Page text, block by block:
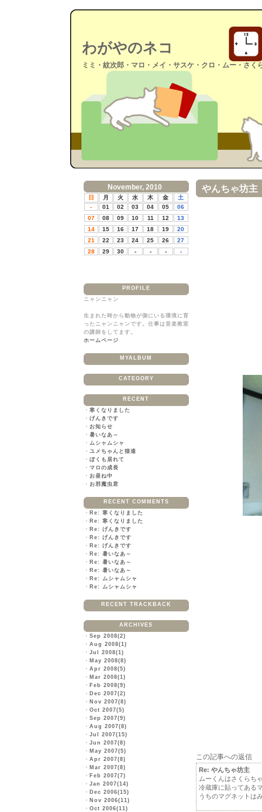
わがやのネコ
ミミ・紋次郎・マロ・メイ・サスケ・クロ・ムー・さく
November, 2010
日 月 火 水 木 金
土
-
01 02 03 04 05
06
07
08 09 10 11 12
13
14
15 16 17 18 19
20
21
22 23 24 25 26
27
28
29 30 - - - -
PROFILE
ニャンニャン
生まれた時から動物が側にいる環境に育
ったニャンニャンです。仕事は音楽教室
の講師をしてます。
ホームページ
MYALBUM
CATEGORY
RECENT
・ 寒くなりました
・ げんきです
・ お知らせ
・ 暑いなあ～
・ ムシャムシャ
・ ユメちゃんと猫達
・ ぼくも居れて
・ マロの成長
・ お昼ね中
・ お邪魔虫君
RECENT COMMENTS
・ Re: 寒くなりました
・ Re: 寒くなりました
・ Re: げんきです
・ Re: げんきです
・ Re: げんきです
・ Re: 暑いなあ～
・ Re: 暑いなあ～
・ Re: 暑いなあ～
・ Re: ムシャムシャ
・ Re: ムシャムシャ
RECENT TRACKBACK
ARCHIVES
・ Sep 2008(2)
・ Aug 2008(1)
・ Jul 2008(1)
・ May 2008(8)
・ Apr 2008(5)
・ Mar 2008(1)
・ Feb 2008(9)
・ Dec 2007(2)
・ Nov 2007(8)
・ Oct 2007(5)
・ Sep 2007(9)
・ Aug 2007(8)
・ Jul 2007(15)
・ Jun 2007(8)
・ May 2007(5)
・ Apr 2007(8)
・ Mar 2007(8)
・ Feb 2007(7)
・ Jan 2007(14)
・ Dec 2006(15)
・ Nov 2006(11)
・ Oct 2006(11)
やんちゃ坊主
この記事への返信
Re: やんちゃ坊主
ムーくんはさくらち
冷蔵庫に貼ってある
うちのマグネットは